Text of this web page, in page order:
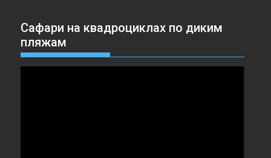
Сафари на квадроциклах по диким
пляжам